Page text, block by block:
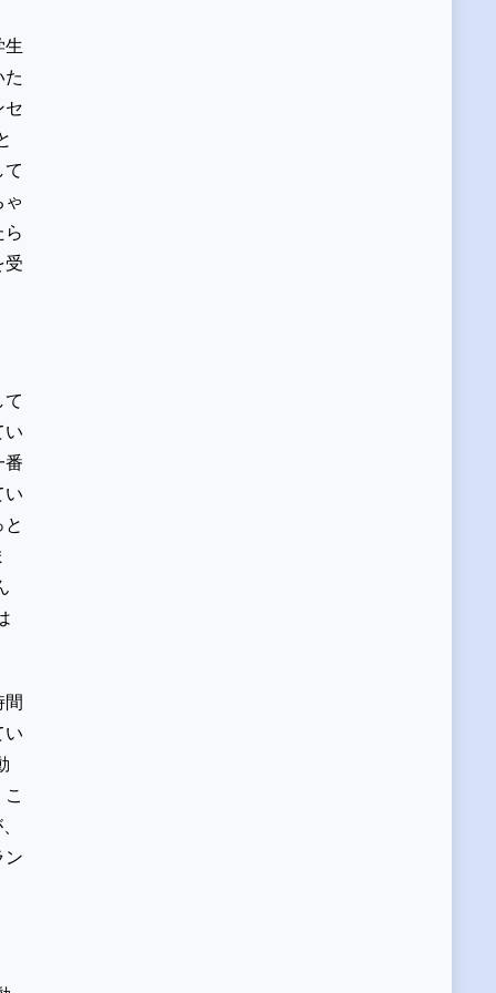
生
た
セ
て
ゃ
ら
受
て
い
番
い
間
い
ン